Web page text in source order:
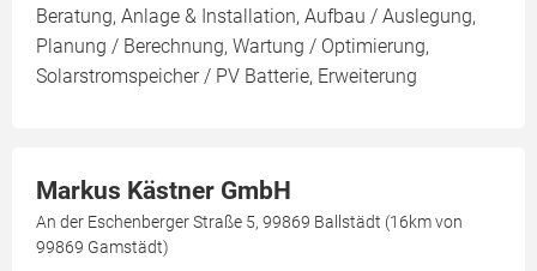
Beratung, Anlage & Installation, Aufbau / Auslegung,
Planung / Berechnung, Wartung / Optimierung,
Solarstromspeicher / PV Batterie, Erweiterung
Markus Kästner GmbH
An der Eschenberger Straße 5, 99869 Ballstädt (16km von
99869 Gamstädt)